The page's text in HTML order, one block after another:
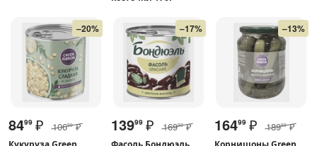
–20%
8499 ₽ 10699 ₽
–17%
13999 ₽ 16999 ₽
–13%
16499 ₽ 18999 ₽